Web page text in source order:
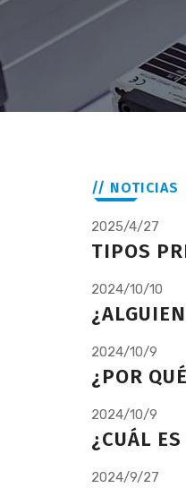
// NOTICIAS
2025/4/27
TIPOS
2024/10/10
2024/10/9
¿POR
2024/10/9
¿CUÁL
2024/9/27